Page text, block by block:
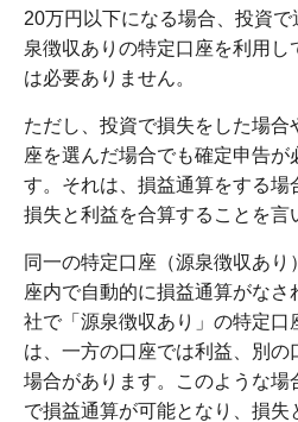
20万円以下になる場合、投資
泉徴収ありの特定口座を利用
は必要ありません。
ただし、投資で損失をした場合
座を選んだ場合でも確定申告が
す。それは、損益通算をする場
損失と利益を合算することを言
同一の特定口座（源泉徴収あり
座内で自動的に損益通算がな
社で「源泉徴収あり」の特定口
は、一方の口座では利益、別の
場合があります。このような場
で損益通算が可能となり、損